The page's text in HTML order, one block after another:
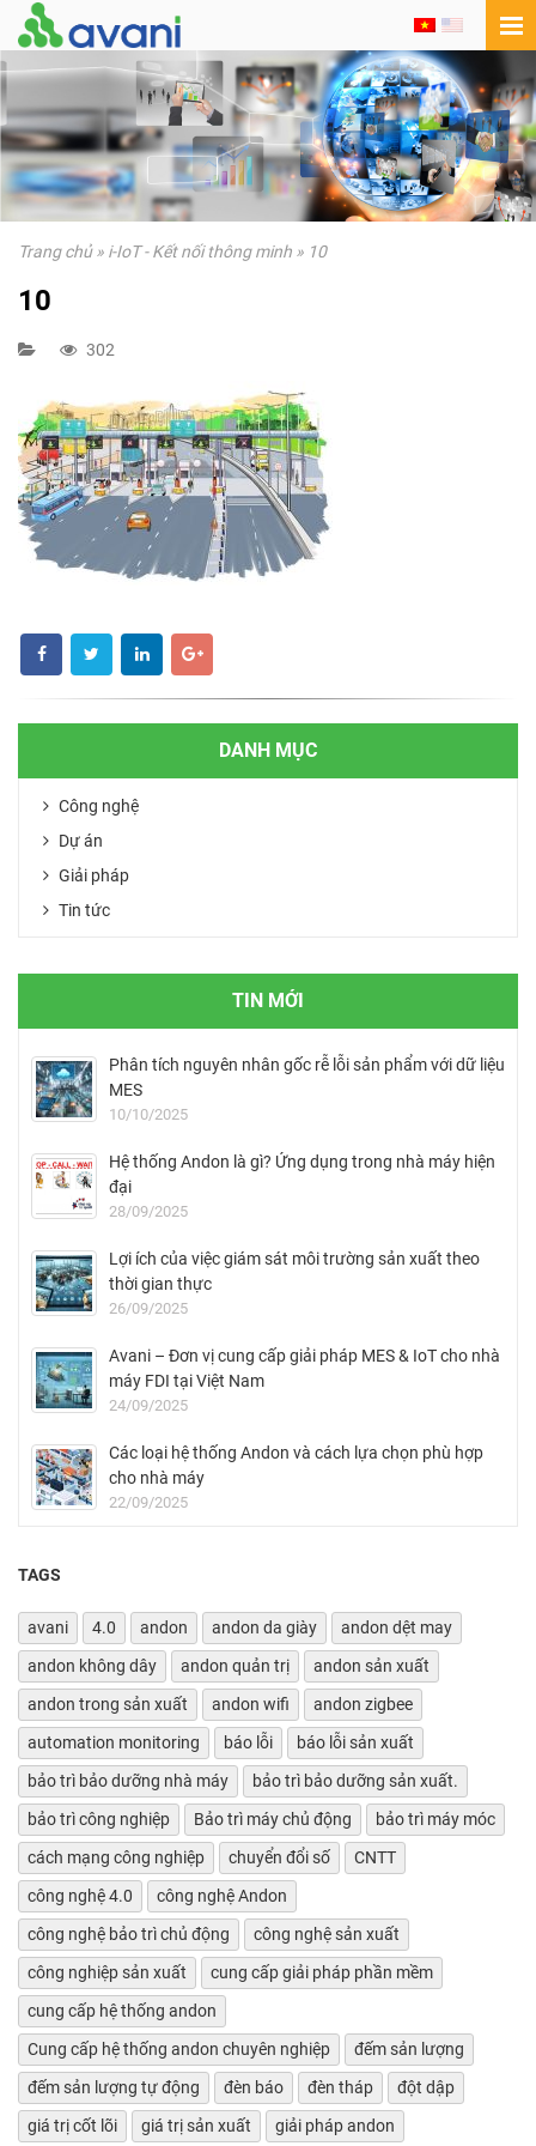
Trang chủ» i-IoT - Kết nối thông minh » 10
10
302
DANH MỤC
Công nghệ
Dự án
Giải pháp
Tin tức
TIN MỚI
Phân tích nguyên nhân gốc rễ lỗi sản phẩm với dữ liệu
MES
10/10/2025
Hệ thống Andon là gì? Ứng dụng trong nhà máy hiện
đại
28/09/2025
Lợi ích của việc giám sát môi trường sản xuất theo
thời gian thực
26/09/2025
Avani – Đơn vị cung cấp giải pháp MES & IoT cho nhà
máy FDI tại Việt Nam
24/09/2025
Các loại hệ thống Andon và cách lựa chọn phù hợp
cho nhà máy
22/09/2025
TAGS
avani 4.0 andon andon da giày
andon dệt may
andon không dây
andon quản trị
andon sản xuất
andon trong sản xuất
andon wifi
andon zigbee
automation monitoring
báo lỗi
báo lỗi sản xuất
bảo trì bảo dưỡng nhà máy
bảo trì bảo dưỡng sản xuất.
bảo trì công nghiệp
Bảo trì máy chủ động
bảo trì máy móc
cách mạng công nghiệp
chuyển đổi số
CNTT
công nghệ 4.0
công nghệ Andon
công nghệ bảo trì chủ động
công nghệ sản xuất
công nghiệp sản xuất
cung cấp giải pháp phần mềm
cung cấp hệ thống andon
Cung cấp hệ thống andon chuyên nghiệp
đếm sản lượng
đếm sản lượng tự động
đèn báo đèn tháp
đột dập
giá trị cốt lõi
giá trị sản xuất
giải pháp andon